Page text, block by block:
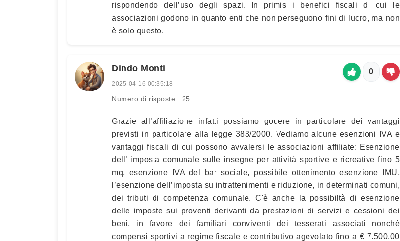
rispondendo dell’uso degli spazi. In primis i benefici fiscali di cui le
associazioni godono in quanto enti che non perseguono fini di lucro, ma non
è solo questo.
Dindo Monti
2025-04-16 00:35:18
Numero di risposte : 25
0
Grazie all’affiliazione infatti possiamo godere in particolare dei vantaggi
previsti in particolare alla legge 383/2000. Vediamo alcune esenzioni IVA e
vantaggi fiscali di cui possono avvalersi le associazioni affiliate: Esenzione
dell’ imposta comunale sulle insegne per attività sportive e ricreative fino 5
mq, esenzione IVA del bar sociale, possibile ottenimento esenzione IMU,
l’esenzione dell’imposta su intrattenimenti e riduzione, in determinati comuni,
dei tributi di competenza comunale. C'è anche la possibiltà di esenzione
delle imposte sui proventi derivanti da prestazioni di servizi e cessioni dei
beni, in favore dei familiari conviventi dei tesserati associati nonchè
compensi sportivi a regime fiscale e contributivo agevolato fino a € 7.500,00